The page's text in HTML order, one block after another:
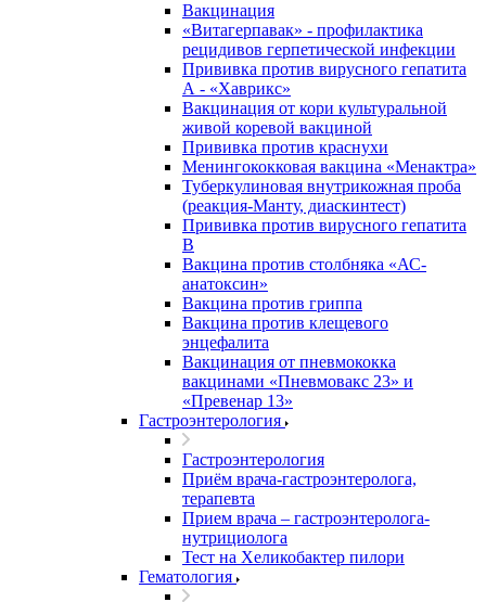
Вакцинация
«Витагерпавак» - профилактика
рецидивов герпетической инфекции
Прививка против вирусного гепатита
А - «Хаврикс»
Вакцинация от кори культуральной
живой коревой вакциной
Прививка против краснухи
Менингококковая вакцина «Менактра»
Туберкулиновая внутрикожная проба
(реакция-Манту, диаскинтест)
Прививка против вирусного гепатита
В
Вакцина против столбняка «АС-
анатоксин»
Вакцина против гриппа
Вакцина против клещевого
энцефалита
Вакцинация от пневмококка
вакцинами «Пневмовакс 23» и
«Превенар 13»
Гастроэнтерология
Гастроэнтерология
Приём врача-гастроэнтеролога,
терапевта
Прием врача – гастроэнтеролога-
нутрициолога
Тест на Хеликобактер пилори
Гематология